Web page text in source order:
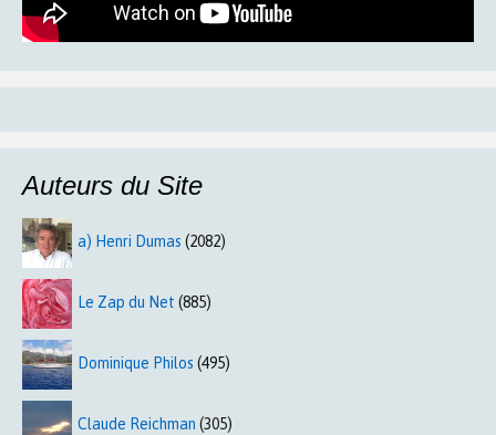
Auteurs du Site
a) Henri Dumas (2082)
Le Zap du Net (885)
Dominique Philos (495)
Claude Reichman (305)